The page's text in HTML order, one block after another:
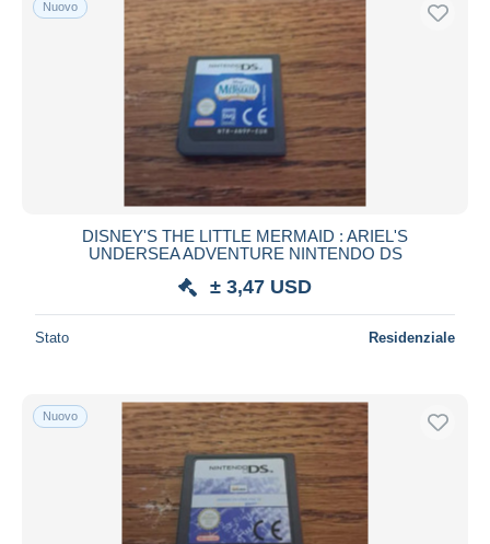
Spedizione gratuita
Metodi di pagamento
PayPal
Bonifico bancario
Visa
Mastercard
Bancontact
iDeal
Residenza del venditore
Aggiorna
Nuovo
DISNEY'S THE LITTLE MERMAID : ARIEL'S
UNDERSEA ADVENTURE NINTENDO DS
± 3,47 USD
Stato Residenziale
Nuovo